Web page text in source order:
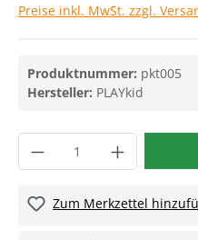
Preise inkl. MwSt. zzgl.
Produktnummer: pkt005
Hersteller: PLAYkid
Zum Merkzettel